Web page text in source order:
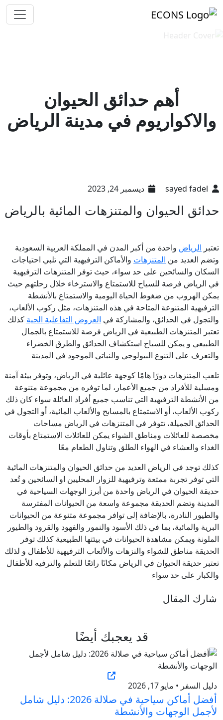
أهم حدائق الحيوان
والاكواريوم في مدينة الرياض
ديسمبر 24, 2023
حدائق الحيوان والمتنزهات المائية بالرياض
تعتبر الرياض واحدة من أكبر المدن في المملكة العربية السعودية
وتضم العديد من المتنزهات والأماكن الترفيهية التي تلبي احتياجات
السكان والسائحين على حد سواء، حيث توفر المتنزهات الترفيهية
في الرياض فرصة للسياح للاستمتاع والاسترخاء خلال رحلتهم حيث
يمكن الهروب من ضغوط الحياة اليومية والاستمتاع بالأنشطة
الترفيهية المتنوعة المتاحة في هذه المتنزهات، مثل ركوب الألعاب،
والتجول في الحدائق، والمشاركة في العروض التفاعلية الحية كذلك
تعتبر المتنزهات الطبيعية في الرياض فرصة للاستمتاع بالجمال
الطبيعي و يمكن للسياح استكشاف الحدائق والطرق الخضراء
والتعرف على التنوع البيولوجي والنباتي الموجود في المدينة
تلعب المتنزهات دورًا هامًا كوجهة عائلية في الرياض، وتوفر بيئة آمنة
ومسلية للأفراد من جميع الأعمار، لما توفره من مجموعة متنوعة
من الأنشطة الترفيهية التي تناسب جميع أفراد العائلة سواء كان ذلك
ركوب الألعاب، أو الاستمتاع بالمسابح والألعاب المائية، أو التجول في
الحدائق الجميلة، تتوفر في المتنزهات في الرياض مساحات
مخصصة للعائلات ومناطق الشواء يمكن للعائلات الاستمتاع بأوقات
الغداء والعشاء في الهواء الطلق وتناول الطعام معًا
كذلك توجد في الرياض العديد من حدائق الحيوان والمتنزهات المائية
التي توفر تجربة ممتعة وترفيهية للزوار المحليين او السائحين و تُعد
حديقة الحيوان في الرياض واحدة من أبرز الوجهات السياحية في
المدينة وتضم الحديقة مجموعة واسعة من الحيوانات المفترسة
والطيور النادرة، بالإضافة إلى توافر مجموعة متنوعة من الحيوانات
البرية والمائية، بما في ذلك الأسود والنمور والفهود والقرود والطيور
الملونة ويمكن مشاهدة الحيوانات في بيئتها الطبيعية كذلك توفر
الحديقة مناطق للشواء والنزهات والألعاب الترفيهية للأطفال و لذلك
تعتبر حديقة الحيوان في الرياض مكانًا رائعًا للتعلم والترفيه للأطفال
والكبار على حد سواء
شارك المقال
قد يعجبك أيضًا
دليل السفر • مايو 17, 2026
أفضل أماكن سياحية في صلالة 2026: دليل شامل
لأجمل الوجهات والأنشطة